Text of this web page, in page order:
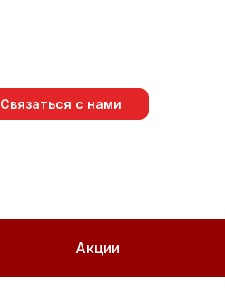
Связаться с нами
Акции